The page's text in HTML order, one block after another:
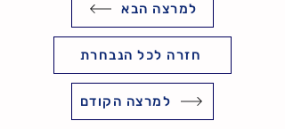
למרצה הבא
חזרה לכל הנבחרת
למרצה הקודם